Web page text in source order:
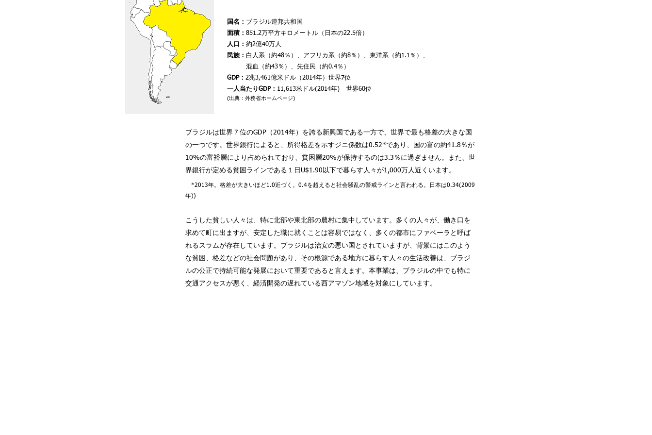
国名： ブラジル連邦共和国
面積： 851.2万平方キロメートル（日本の22.5倍）
人口： 約2億40万人
民族： 白人系（約48％）、アフリカ系（約8％）、東洋系（約1.1％）、
混血（約43％）、先住民（約0.4％）
GDP： 2兆3,461億米ドル（2014年）世界7位
一人当たりGDP： 11,613米ドル(2014年) 世界60位
(出典：外務省ホームページ)
ブラジルは世界７位のGDP（2014年）を誇る新興国である一方で、世界で最も格差の大きな国
の一つです。世界銀行によると、所得格差を示すジニ係数は0.52*であり、国の富の約41.8％が
10%の富裕層により占められており、貧困層20%が保持するのは3.3％に過ぎません。また、世
界銀行が定める貧困ラインである１日U$1.90以下で暮らす人々が1,000万人近くいます。
*2013年。格差が大きいほど1.0近づく。0.4を超えると社会騒乱の警戒ラインと言われる。日本は0.34(2009
年))
こうした貧しい人々は、特に北部や東北部の農村に集中しています。多くの人々が、働き口を
求めて町に出ますが、安定した職に就くことは容易ではなく、多くの都市にファベーラと呼ば
れるスラムが存在しています。ブラジルは治安の悪い国とされていますが、背景にはこのよう
な貧困、格差などの社会問題があり、その根源である地方に暮らす人々の生活改善は、ブラジ
ルの公正で持続可能な発展において重要であると言えます。本事業は、ブラジルの中でも特に
交通アクセスが悪く、経済開発の遅れている西アマゾン地域を対象にしています。